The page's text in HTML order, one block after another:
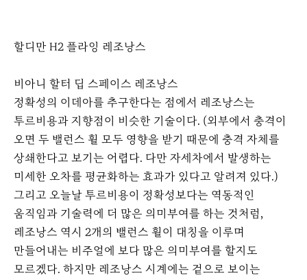
할디만 H2 플라잉 레조낭스
비아니 할터 딥 스페이스 레조낭스
정확성의 이데아를 추구한다는 점에서 레조낭스는
투르비용과 지향점이 비슷한 기술이다. (외부에서 충격이
오면 두 밸런스 휠 모두 영향을 받기 때문에 충격 자체를
상쇄한다고 보기는 어렵다. 다만 자세차에서 발생하는
미세한 오차를 평균화하는 효과가 있다고 알려져 있다.)
그리고 오늘날 투르비용이 정확성보다는 역동적인
움직임과 기술력에 더 많은 의미부여를 하는 것처럼,
레조낭스 역시 2개의 밸런스 휠이 대칭을 이루며
만들어내는 비주얼에 보다 많은 의미부여를 할지도
모르겠다. 하지만 레조낭스 시계에는 겉으로 보이는